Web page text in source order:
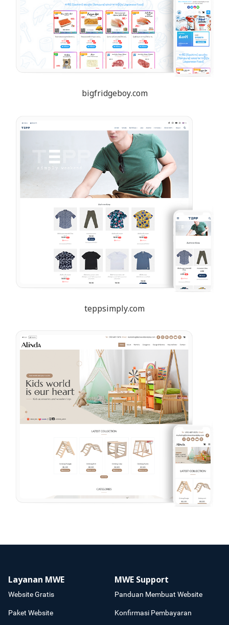
bigfridgeboy.com
teppsimply.com
Layanan MWE
Website Gratis
Paket Website
MWE Support
Panduan Membuat Website
Konfirmasi Pembayaran